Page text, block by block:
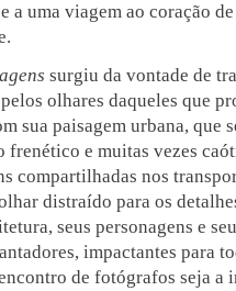
a uma viagem ao coração
surgiu da vontade de
olhares daqueles que
sua paisagem urbana, que
e muitas vezes
compartilhadas nos
distraído para os
seus personagens e
impactantes para
de fotógrafos seja a